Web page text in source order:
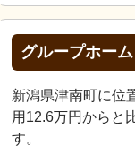
グループホー
新潟県津南町に位
用12.6万円からと
す。